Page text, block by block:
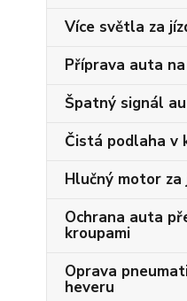
Více světla za
Příprava auta
Špatný signál
Čistá podlaha v
Hlučný motor za
Ochrana auta
kroupami
Oprava
heveru